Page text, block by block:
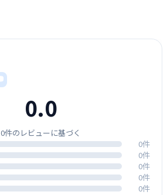
0.0
0件のレビューに基づく
0件
0件
0件
0件
0件